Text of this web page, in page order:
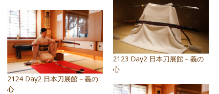
2123 Day2 日本刀展館－義の
心
2124 Day2 日本刀展館－義の
心